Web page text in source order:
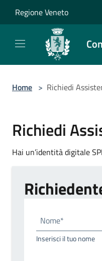
Regione Veneto
Home > Richiedi
Richiedi
Hai un’identità digitale
Nome*
Inserisci il tuo nome